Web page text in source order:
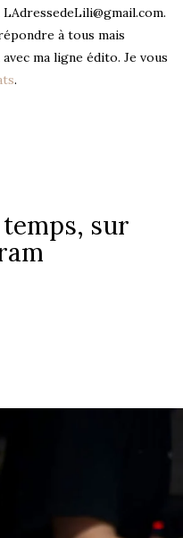
à tous mais
ma ligne édito. Je vous
.
sur